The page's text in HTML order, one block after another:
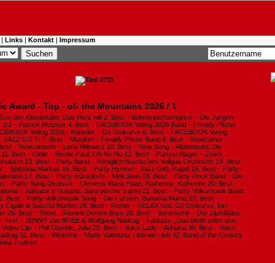
| Links | Kontakt | Impressum
Award - Top - of- the Mountains 2026 / 1
der Klostertaler, Das Herz will 2. Best – Bühnenperformance – Die Jungen
DJ – Patrick Metzker 4. Best – FACEBOOK Voting 2026 Band – Freddy Pfister
Voting 2026 - Künstler – DJ Ostkurve 6. Best – FACEBOOK Voting
JAZZ GITTI 7. Best – Musiker – Freddy Pfister Band 8. Best – Newcomer –
– Newcomerin – Lena Milewicz 10. Best – New Song – Alpenteufel, Die
Best – Oldie – Bernie Paul, Oh No No 12. Best – Partyschlager – Zwirn,
13. Best – Party Band – Königlich Bayrisches Vollgas Orchester 14. Best
– Spitzbua Markus 15. Best – Party Hymne – Jazz Gitti, Rapid 16. Best – Party-
17. Best – Party-KünstlerIn – Meli Stein 18. Best – Party-Rock Band – Die
– Party-Song Deutsch – Clemens Maria Haas, Katherine, Katherine 20. Best –
– Salvator e Rosario, Sara perche ti amo 21. Best – Party-Volksmusik Band
Best – Party-Volksmusik Song – Die Fürsten, Bahama Mama 23. Best –
Cigale & Sascha Marten 24. Best – Remix – RELAX feat. DJ Ostkurve, Ein
25. Best – Show – Remmi Demmi Boys 26. Best – Sommerhit – Der Zipfelbube,
Text – JENNY van BREE & Wolfgang Nadrag – Fantasy, „Das bleibt unter uns,
Clip – Phil Olavide, Julia 29. Best – Voice Lady – Adriana 30. Best – Voice
31. Best – Winterhit – Matty Valentino, I leb wie i leb 32. Band of the Century
Trattner